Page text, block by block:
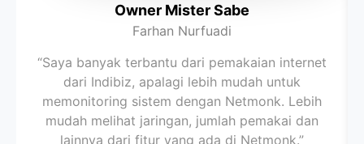
Owner Mister Sabe
Farhan Nurfuadi
“Saya banyak terbantu dari pemakaian internet
dari Indibiz, apalagi lebih mudah untuk
memonitoring sistem dengan Netmonk. Lebih
mudah melihat jaringan, jumlah pemakai dan
lainnya dari fitur yang ada di Netmonk.”